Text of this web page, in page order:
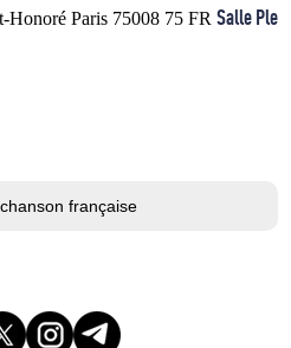
Honoré Paris 75008 75 FR Salle
française